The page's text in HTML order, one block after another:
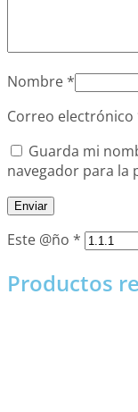
Nombre *
Correo electrónico
Guarda mi
navegador para la
Este @ño *
Productos